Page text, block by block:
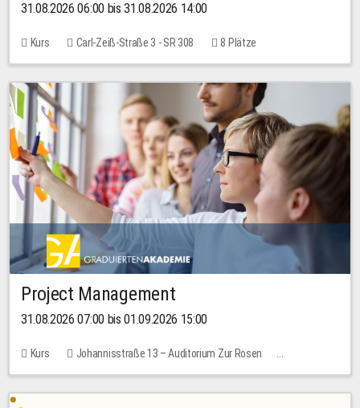
31.08.2026 06:00 bis 31.08.2026 14:00
Kurs Carl-Zeiß-Straße 3 - SR 308 8 Plätze
Project Management
31.08.2026 07:00 bis 01.09.2026 15:00
Kurs
Johannisstraße 13 – Auditorium Zur Rosen
Keine freien Plätze
30,00 EUR